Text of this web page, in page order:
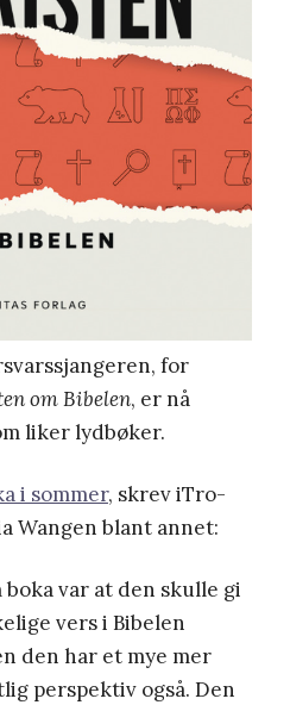
for
om Bibelen, er nå
liker lydbøker.
i sommer, skrev iTro-
Wangen blant annet:
var at den skulle gi
vers i Bibelen
den har et mye mer
perspektiv også. Den